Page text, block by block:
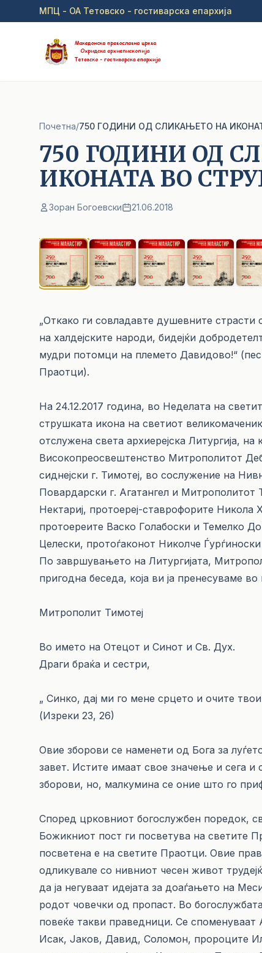
Прејди на главна содржина
МПЦ - ОА Тетовско - гостиварска епархија
Почетна/750 ГОДИНИ ОД СЛИКАЊЕТО НА
750 ГОДИНИ ОД
ИКОНАТА ВО
Зоран Богоевски 21.06.2018
„Откако ги совладавте душевните страсти
на халдејските народи, бидејќи
мудри потомци на племето Давидово!“
Праотци).
На 24.12.2017 година, во Неделата на
струшката икона на светиот
отслужена света архиерејска Литургија,
Високопреосвештенство Митрополитот
сиднејски г. Тимотеј, во сослужение на
Повардарски г. Агатангел и Митрополитот
Нектариј, протоереј-ставрофорите
протоереите Васко Голабоски и Темелко
Целески, протоѓаконот Николче
По завршувањето на Литургијата,
пригодна беседа, која ви ја пренесуваме во
Митрополит Тимотеј
Во името на Отецот и Синот и Св. Дух.
Драги браќа и сестри,
„ Синко, дај ми го мене срцето и очите
(Изреки 23, 26)
Овие зборови се наменети од Бога за
завет. Истите имаат свое значење и сега
зборови, но, малкумина се оние што го
Според црковниот богослужбен поредок,
Божикниот пост ги посветува на светите
посветена е на светите Праотци. Овие
одликувале со нивниот чесен живот
да ја негуваат идејата за доаѓањето на
родот човечки од пропаст. Во
повеќе такви праведници. Се
Исак, Јаков, Давид, Соломон, пророците